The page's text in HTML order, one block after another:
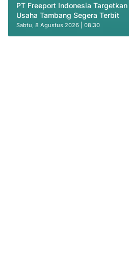
PT Freeport Indonesia
Usaha Tambang Segera Terbit
Sabtu, 8 Agustus 2026 | 08:30